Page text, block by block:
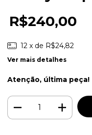
R$240,00
12 x de R$24,82
Ver mais detalhes
Atenção, última peça!